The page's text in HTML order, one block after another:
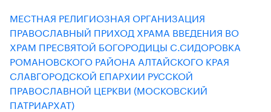
МЕСТНАЯ РЕЛИГИОЗНАЯ ОРГАНИЗАЦИЯ
ПРАВОСЛАВНЫЙ ПРИХОД ХРАМА ВВЕДЕНИЯ ВО
ХРАМ ПРЕСВЯТОЙ БОГОРОДИЦЫ С.СИДОРОВКА
РОМАНОВСКОГО РАЙОНА АЛТАЙСКОГО КРАЯ
СЛАВГОРОДСКОЙ ЕПАРХИИ РУССКОЙ
ПРАВОСЛАВНОЙ ЦЕРКВИ (МОСКОВСКИЙ
ПАТРИАРХАТ)